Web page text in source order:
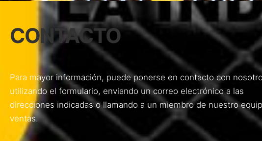
CONTACTO
Para mayor información, puede ponerse en contacto con
utilizando el formulario, enviando un correo electrónico a las
direcciones indicadas o llamando a un miembro de nuestro
ventas.